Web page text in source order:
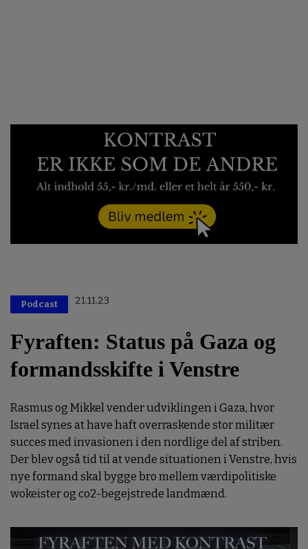
Podcast 21.11.23
Fyraften: Status på Gaza og
formandsskifte i Venstre
Rasmus og Mikkel vender udviklingen i Gaza, hvor
Israel synes at have haft overraskende stor militær
succes med invasionen i den nordlige del af striben.
Der blev også tid til at vende situationen i Venstre, hvis
nye formand skal bygge bro mellem værdipolitiske
wokeister og co2-begejstrede landmænd.